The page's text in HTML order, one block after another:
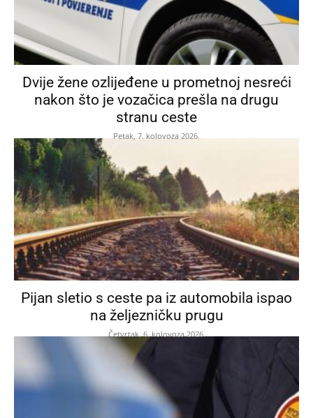
Dvije žene ozlijeđene u prometnoj nesreći
nakon što je vozačica prešla na drugu
stranu ceste
Petak, 7. kolovoza 2026.
Pijan sletio s ceste pa iz automobila ispao
na željezničku prugu
Četvrtak, 6. kolovoza 2026.